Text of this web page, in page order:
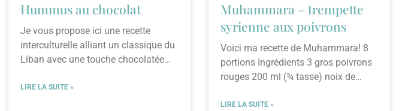
Hummus au chocolat
Je vous propose ici une recette
interculturelle alliant un classique du
Liban avec une touche chocolatée
LIRE LA SUITE »
Muhammara – trempette
syrienne aux poivrons
Voici ma recette de Muhammara! 8
portions Ingrédients 3 gros poivrons
rouges 200 ml (¾ tasse) noix de
LIRE LA SUITE »